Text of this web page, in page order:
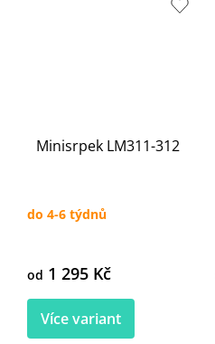
Minisrpek LM311-312
do 4-6 týdnů
od 1 295 Kč
Více variant